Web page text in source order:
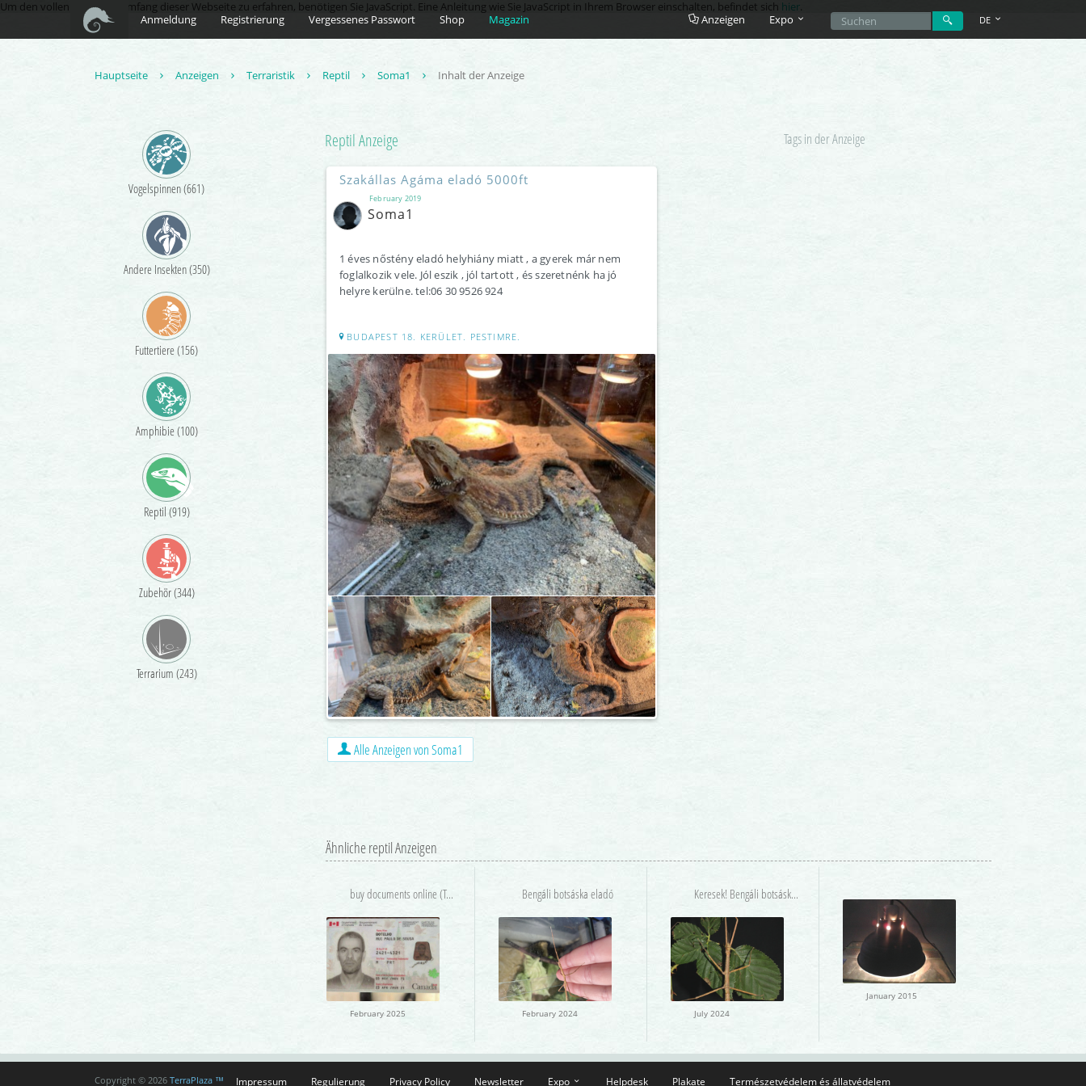
Um den vollen Funktionsumfang dieser Webseite zu erfahren, benötigen Sie JavaScript. Eine Anleitung wie Sie JavaScript in Ihrem Browser einschalten, befindet sich hier.
Anmeldung
Registrierung Vergessenes Passwort Shop Magazin Anzeigen Expo DE
Hauptseite Anzeigen Terraristik Reptil Soma1 Inhalt der Anzeige
Vogelspinnen (661)
Andere Insekten (350)
Futtertiere (156)
Amphibie (100)
Reptil (919)
Zubehör (344)
Terrarium (243)
ReptilAnzeige Tags in der Anzeige
February 2019
Szakállas Agáma eladó 5000ft
Soma1
1 éves nőstény eladó helyhiány miatt , a gyerek már nem
foglalkozik vele. Jól eszik , jól tartott , és szeretnénk ha jó
helyre kerülne. tel:06 30 9526 924
BUDAPEST 18. KERÜLET. PESTIMRE.
Alle Anzeigen von Soma1
Ähnliche reptil Anzeigen
buy documents online (Telegram:@alexdocumentatio
February 2025
Bengáli botsáska eladó
February 2024
Keresek! Bengáli botsáskát!
July 2024
January 2015
Copyright © 2026 TerraPlaza ™ Impressum Regulierung Privacy Policy Newsletter Expo Helpdesk Plakate Természetvédelem és állatvédelem